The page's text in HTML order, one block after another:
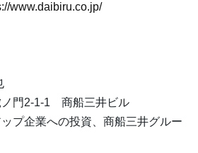
www.daibiru.co.jp/
ノ門2-1-1 商船三井ビル
プ企業への投資、商船三井グルー